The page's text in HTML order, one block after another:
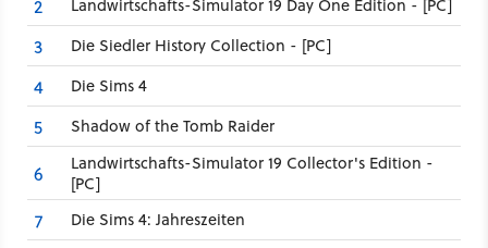
2 Landwirtschafts-Simulator 19 Day One Edition - [PC]
3 Die Siedler History Collection - [PC]
4 Die Sims 4
5 Shadow of the Tomb Raider
6
Landwirtschafts-Simulator 19 Collector's Edition -
[PC]
7 Die Sims 4: Jahreszeiten